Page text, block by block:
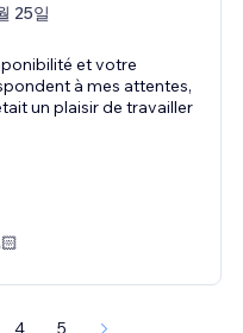
25일
et votre
à mes attentes,
un plaisir de travailler
4 5